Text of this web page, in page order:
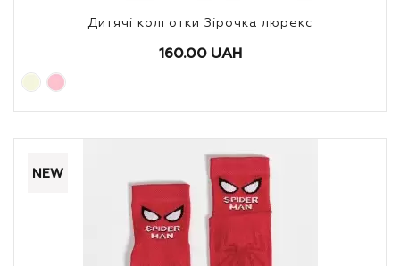
Дитячі колготки Зірочка люрекс
160.00 UAH
NEW